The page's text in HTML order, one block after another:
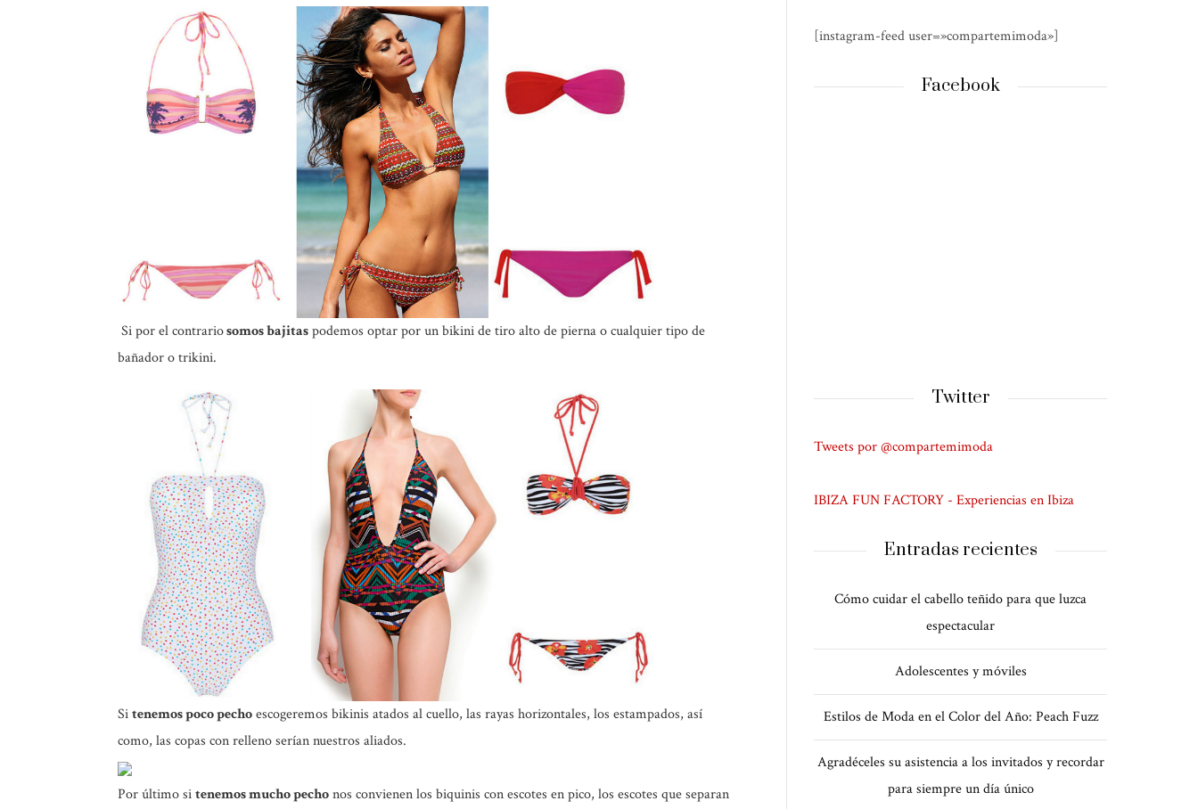
Si por el contrariosomos bajitaspodemos optar por un bikini de tiro alto de pierna o cualquier tipo de
bañador o trikini.
Sitenemos poco pechoescogeremos bikinis atados al cuello, las rayas horizontales, los estampados, así
como, las copas con relleno serían nuestros aliados.
Por último sitenemos mucho pechonos convienen los biquinis con escotes en pico, los escotes que separan
[instagram-feed user=»compartemimoda»]
Facebook
Twitter
Tweets por @compartemimoda
IBIZA FUN FACTORY - Experiencias en Ibiza
Entradas recientes
Cómo cuidar el cabello teñido para que luzca
espectacular
Adolescentes y móviles
Estilos de Moda en el Color del Año: Peach Fuzz
Agradéceles su asistencia a los invitados y recordar
para siempre un día único